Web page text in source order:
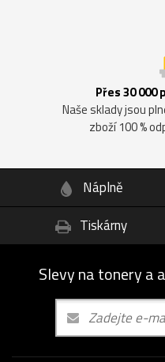
Přes 30
Naše sklady jsou
zboží 100 %
Náplně
Tiskárny
Slevy na tonery a